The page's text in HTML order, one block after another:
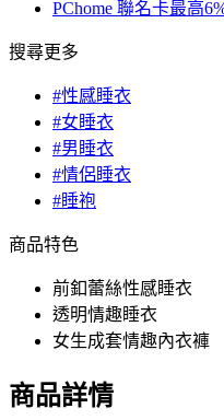
PChome 聯名卡最高
搜尋更多
#性感睡衣
#女睡衣
#男睡衣
#情侶睡衣
#睡袍
商品特色
前釦蕾絲性感睡衣
透明情趣睡衣
女生成套情趣內衣褲
商品詳情